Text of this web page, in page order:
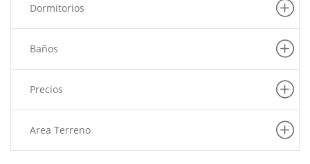
Pachacamac
La Victoria
Pueblo Libre
San Martin De Porres (5)
Dormitorios
Baños
Precios
Area Terreno